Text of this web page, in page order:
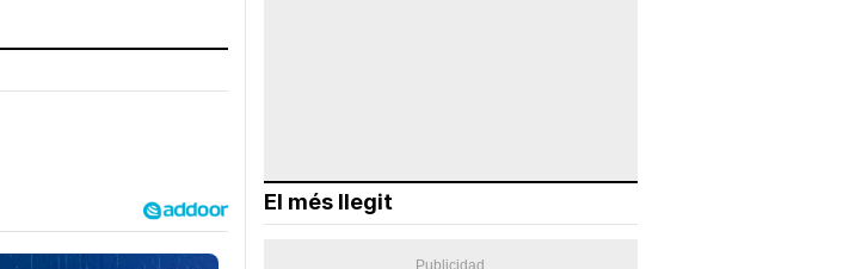
El més llegit